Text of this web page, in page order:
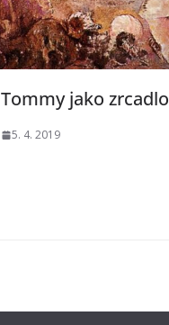
Tommy jako zrcadlo
5. 4. 2019